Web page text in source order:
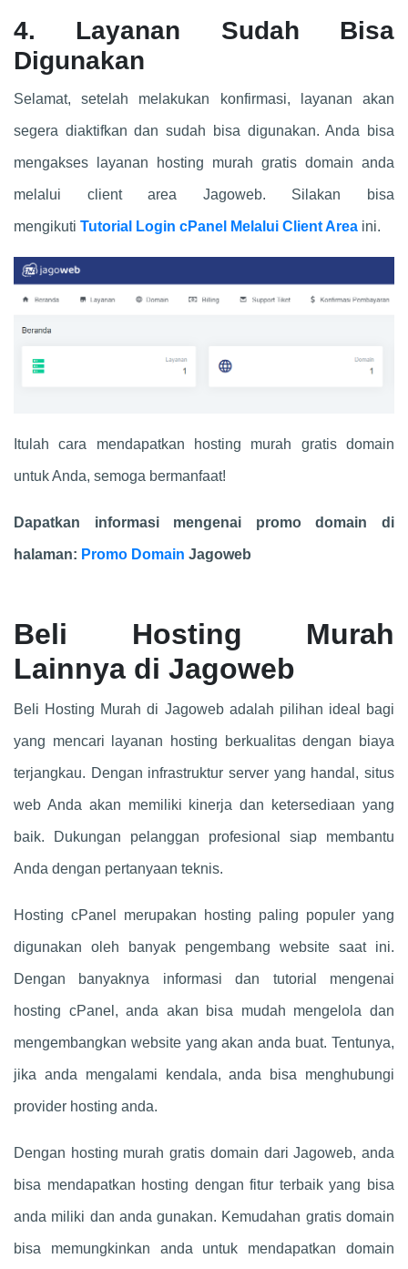
4. Layanan Sudah Bisa
Digunakan
Selamat, setelah melakukan konfirmasi, layanan akan
segera diaktifkan dan sudah bisa digunakan. Anda bisa
mengakses layanan hosting murah gratis domain anda
melalui client area Jagoweb. Silakan bisa
mengikuti Tutorial Login cPanel Melalui Client Area ini.
Itulah cara mendapatkan hosting murah gratis domain
untuk Anda, semoga bermanfaat!
Dapatkan informasi mengenai promo domain di
halaman: Promo Domain Jagoweb
Beli Hosting Murah
Lainnya di Jagoweb
Beli Hosting Murah di Jagoweb adalah pilihan ideal bagi
yang mencari layanan hosting berkualitas dengan biaya
terjangkau. Dengan infrastruktur server yang handal, situs
web Anda akan memiliki kinerja dan ketersediaan yang
baik. Dukungan pelanggan profesional siap membantu
Anda dengan pertanyaan teknis.
Hosting cPanel merupakan hosting paling populer yang
digunakan oleh banyak pengembang website saat ini.
Dengan banyaknya informasi dan tutorial mengenai
hosting cPanel, anda akan bisa mudah mengelola dan
mengembangkan website yang akan anda buat. Tentunya,
jika anda mengalami kendala, anda bisa menghubungi
provider hosting anda.
Dengan hosting murah gratis domain dari Jagoweb, anda
bisa mendapatkan hosting dengan fitur terbaik yang bisa
anda miliki dan anda gunakan. Kemudahan gratis domain
bisa memungkinkan anda untuk mendapatkan domain